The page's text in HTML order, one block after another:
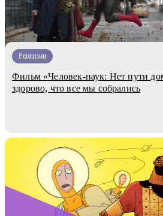
Рецензии
Фильм «Человек-паук: Нет пути
здорово, что все мы собрались